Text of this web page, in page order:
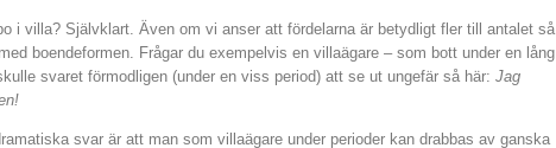
i villa? Självklart. Även om vi anser att fördelarna är betydligt fler till antalet så
boendeformen. Frågar du exempelvis en villaägare – som bott under en lång
svaret förmodligen (under en viss period) att se ut ungefär så här: Jag
svar är att man som villaägare under perioder kan drabbas av ganska